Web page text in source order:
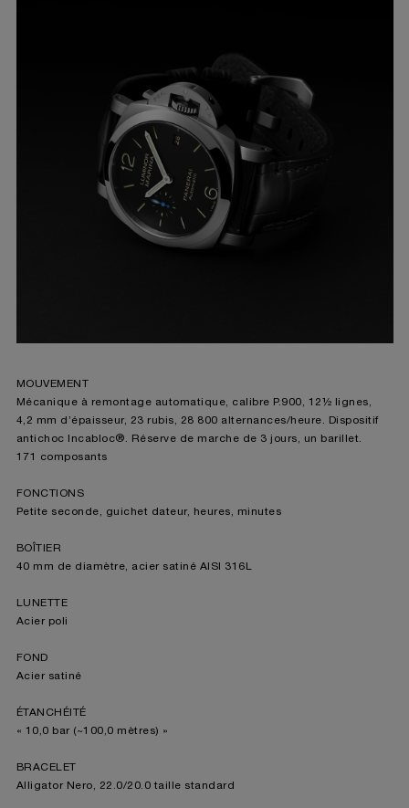
MOUVEMENT
Mécanique à remontage automatique, calibre P.900, 12½ lignes,
4,2 mm d’épaisseur, 23 rubis, 28 800 alternances/heure. Dispositif
antichoc Incabloc®. Réserve de marche de 3 jours, un barillet.
171 composants
FONCTIONS
Petite seconde, guichet dateur, heures, minutes
BOÎTIER
40 mm de diamètre, acier satiné AISI 316L
LUNETTE
Acier poli
FOND
Acier satiné
ÉTANCHÉITÉ
« 10,0 bar (~100,0 mètres) »
BRACELET
Alligator Nero, 22.0/20.0 taille standard